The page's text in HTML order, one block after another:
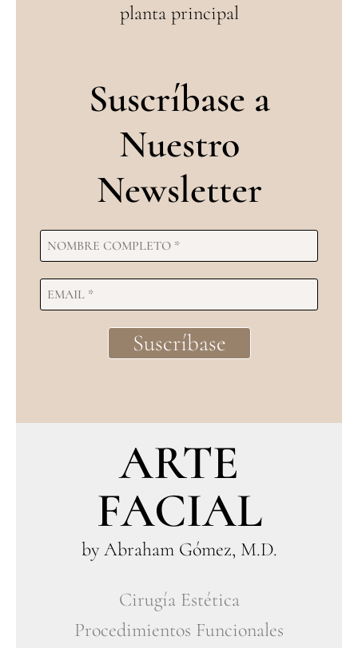
planta principal
Suscríbase a
Nuestro
Newsletter
ARTE
FACIAL
by Abraham Gómez, M.D.
Cirugía Estética
Procedimientos Funcionales